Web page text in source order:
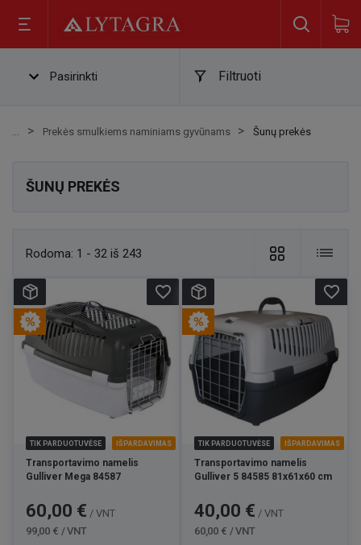
Pasirinkti Filtruoti
Prekės smulkiems naminiams gyvūnams Šunų prekės
ŠUNŲ PREKĖS
Rodoma: 1 - 32 iš 243
TIK PARDUOTUVĖSE IŠPARDAVIMAS
Transportavimo namelis
Gulliver Mega 84587
Kaina
60,00 € / VNT
99,00 € / VNT
favorite_border
TIK PARDUOTUVĖSE IŠPARDAVIMAS
Transportavimo namelis
Gulliver 5 84585 81x61x60 cm
Kaina
40,00 € / VNT
60,00 € / VNT
favorite_border